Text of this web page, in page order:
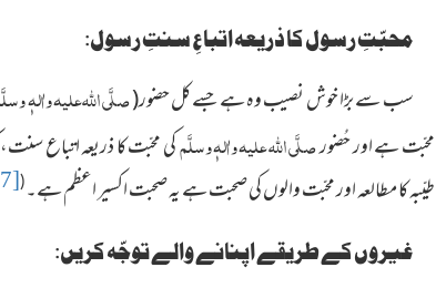
محبّتِ رسول کا ذریعہ اتباعِ سنتِ رسول:
سب سے بڑا خوش نصیب وہ ہے جسے کل حضور(صلَّی اللہ علیہ واٰلہٖ
محبّت ہے اور حُضورصلَّی اللہ علیہ واٰلہٖ وسلَّمکی محبّتکا ذریعہ اتباع
طیّبہ کا مطالعہ اور محبّت والوں کی صحبت ہے یہ صحبت اکسیر اعظم ہے۔(
غیروں کے طریقے اپنانے والے توجّہ کریں: